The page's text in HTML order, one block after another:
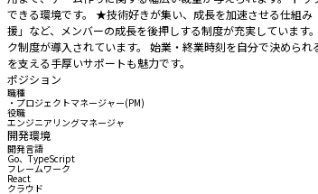
できる環境です。 ★技術好きが集い、成長を加速させる仕組
援」など、メンバーの成長を後押しする制度が充実していま
ク制度が導入されています。 始業・終業時刻を自分で決めら
を支える手厚いサポートも魅力です。
ポジション
職種
・プロジェクトマネージャー(PM)
役職
エンジニアリングマネージャ
開発環境
開発言語
Go、TypeScript
フレームワーク
React
クラウド